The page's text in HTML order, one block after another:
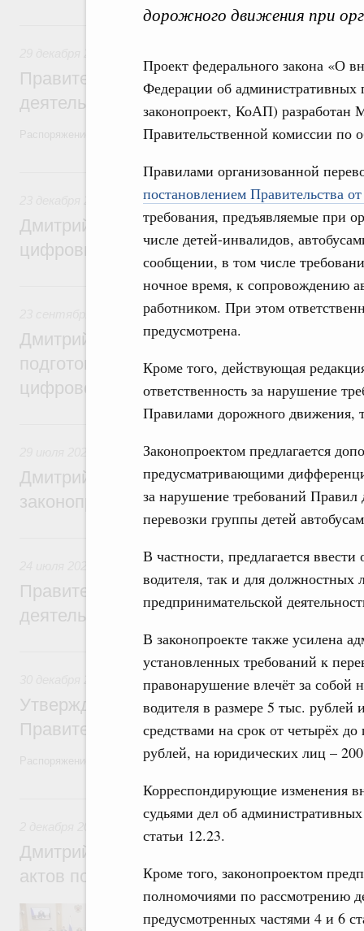
дорожного движения при
Проект федерального закона «О
Федерации об административных
законопроект, КоАП)
Правительственной комиссии по
Правилами организованной
постановлением Правительства
требования, предъявляемые при
числе детей-инвалидов,
сообщении, в том числе
ночное время, к сопровождению
работником. При этом
предусмотрена.
Кроме того, действующая
ответственность за нарушение
Правилами дорожного движения,
Законопроектом предлагается
предусматривающими
за нарушение требований
перевозки группы детей
В частности, предлагается
водителя, так и для
предпринимательской
В законопроекте также усилена
установленных требований к
правонарушение влечёт за собой
водителя в размере 5 тыс.
средствами на срок от четырёх
рублей, на юридических лиц –
Корреспондирующие изменения
судьями дел об
статьи 12.23.
Кроме того, законопроектом
полномочиями по рассмотрению
предусмотренных частями 4 и 6
29 декабря 2025, понедельник
Правительство утвердило план
деятельности на 2026 год
Распоряжение от 19 декабря 2025 года №3886-р
23 декабря 2024, понедельник
Дмитрий Григоренко: Правительство
цифровизацию законопроектной
23 сентября 2024, понедельник
Правовые вопросы работы
Дмитрий Григоренко: Правительство
подготовки нормативных актов и
цифровой формат
29 июля 2024, понедельник
Правовые вопросы работы Правительства
Дмитрий Григоренко: Цифровизация
законопроектной деятельности
Правовые вопросы работы Правительства
Правительство повышает качество
деятельности
30 декабря 2022, пятница
Правовые вопросы работы
Утверждён план законопроектной
Правительства на 2023 год
Распоряжение от 23 декабря 2022 года №4112-р
2 декабря 2022, пятница
Дмитрий Григоренко: Проблема
актов полностью решена
Заместитель Председателя
Правительства России принял участие в